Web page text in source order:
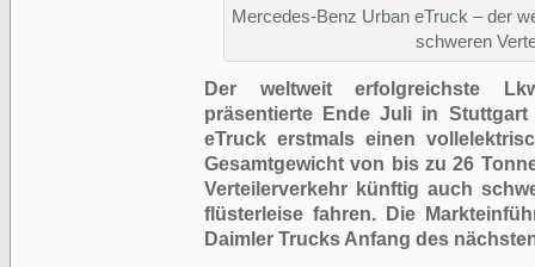
Mercedes-Benz Urban eTruck – der
schweren
Der weltweit erfolgreichste
präsentierte Ende Juli in
eTruck erstmals einen
Gesamtgewicht von bis zu 26
Verteilerverkehr künftig auch
flüsterleise fahren. Die
Daimler Trucks Anfang des